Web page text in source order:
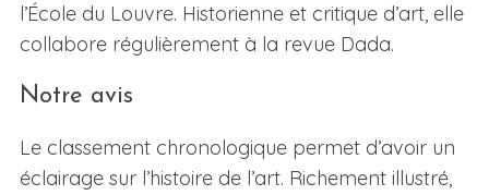
l’École du Louvre. Historienne et critique d’art, elle
collabore régulièrement à la revue Dada.
Notre avis
Le classement chronologique permet d’avoir un
éclairage sur l’histoire de l’art. Richement illustré,